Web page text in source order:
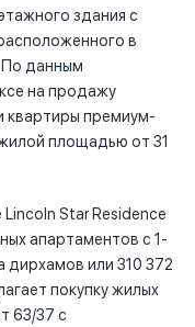
здания с
в
данным
на продажу
квартиры премиум-
площадью от 31
Star Residence
апартаментов с 1-
дирхамов или 310 372
покупку жилых
63/37 с